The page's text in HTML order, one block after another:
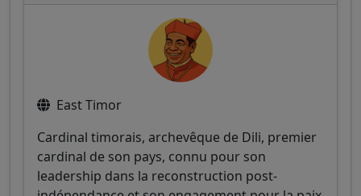
East Timor
Cardinal timorais, archevêque de Dili, premier
cardinal de son pays, connu pour son
leadership dans la reconstruction post-